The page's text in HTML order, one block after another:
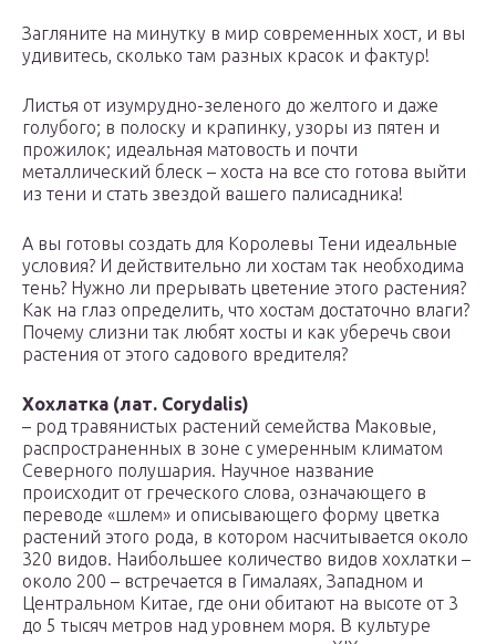
Загляните на минутку в мир современных хост, и вы
удивитесь, сколько там разных красок и фактур!
Листья от изумрудно-зеленого до желтого и даже
голубого; в полоску и крапинку, узоры из пятен и
прожилок; идеальная матовость и почти
металлический блеск – хоста на все сто готова выйти
из тени и стать звездой вашего палисадника!
А вы готовы создать для Королевы Тени идеальные
условия? И действительно ли хостам так необходима
тень? Нужно ли прерывать цветение этого растения?
Как на глаз определить, что хостам достаточно влаги?
Почему слизни так любят хосты и как уберечь свои
растения от этого садового вредителя?
Хохлатка (лат. Corydalis)
– род травянистых растений семейства Маковые,
распространенных в зоне с умеренным климатом
Северного полушария. Научное название
происходит от греческого слова, означающего в
переводе «шлем» и описывающего форму цветка
растений этого рода, в котором насчитывается около
320 видов. Наибольшее количество видов хохлатки –
около 200 – встречается в Гималаях, Западном и
Центральном Китае, где они обитают на высоте от 3
до 5 тысяч метров над уровнем моря. В культуре